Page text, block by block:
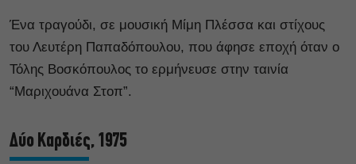
Ένα τραγούδι, σε μουσική Μίμη Πλέσσα και στίχους
του Λευτέρη Παπαδόπουλου, που άφησε εποχή όταν ο
Τόλης Βοσκόπουλος το ερμήνευσε στην ταινία
“Μαριχουάνα Στοπ”.
Δύο Καρδιές, 1975